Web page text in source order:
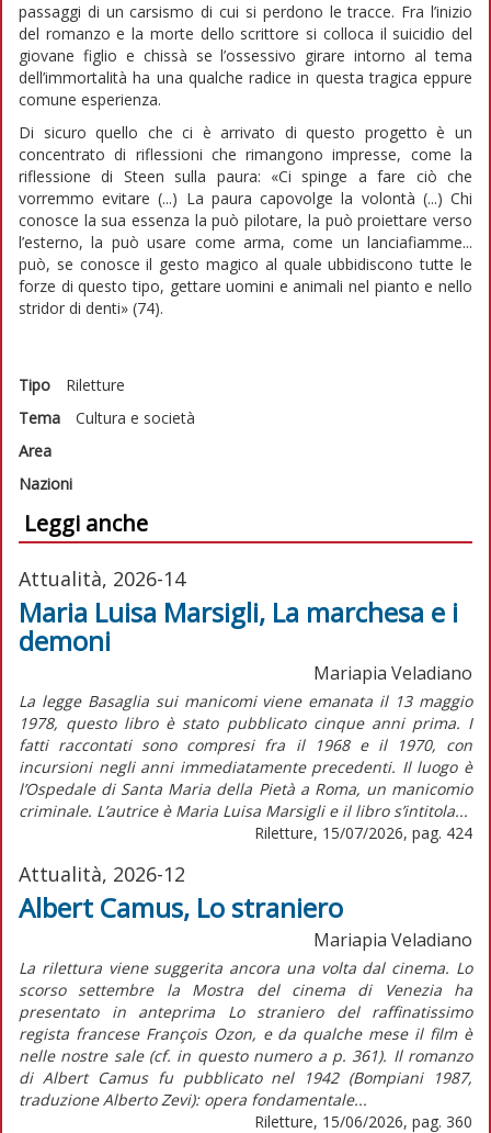
passaggi di un carsismo di cui si perdono le tracce. Fra l’inizio
del romanzo e la morte dello scrittore si colloca il suicidio del
giovane figlio e chissà se l’ossessivo girare intorno al tema
dell’immortalità ha una qualche radice in questa tragica eppure
comune esperienza.
Di sicuro quello che ci è arrivato di questo progetto è un
concentrato di riflessioni che rimangono impresse, come la
riflessione di Steen sulla paura: «Ci spinge a fare ciò che
vorremmo evitare (...) La paura capovolge la volontà (...) Chi
conosce la sua essenza la può pilotare, la può proiettare verso
l’esterno, la può usare come arma, come un lanciafiamme...
può, se conosce il gesto magico al quale ubbidiscono tutte le
forze di questo tipo, gettare uomini e animali nel pianto e nello
stridor di denti» (74).
Tipo
Riletture
Tema
Cultura e società
Area
Nazioni
Leggi anche
Attualità, 2026-14
Maria Luisa Marsigli, La marchesa e i
demoni
Mariapia Veladiano
La legge Basaglia sui manicomi viene emanata il 13 maggio
1978, questo libro è stato pubblicato cinque anni prima. I
fatti raccontati sono compresi fra il 1968 e il 1970, con
incursioni negli anni immediatamente precedenti. Il luogo è
l’Ospedale di Santa Maria della Pietà a Roma, un manicomio
criminale. L’autrice è Maria Luisa Marsigli e il libro s’intitola...
Riletture, 15/07/2026, pag. 424
Attualità, 2026-12
Albert Camus, Lo straniero
Mariapia Veladiano
La rilettura viene suggerita ancora una volta dal cinema. Lo
scorso settembre la Mostra del cinema di Venezia ha
presentato in anteprima Lo straniero del raffinatissimo
regista francese François Ozon, e da qualche mese il film è
nelle nostre sale (cf. in questo numero a p. 361). Il romanzo
di Albert Camus fu pubblicato nel 1942 (Bompiani 1987,
traduzione Alberto Zevi): opera fondamentale...
Riletture, 15/06/2026, pag. 360